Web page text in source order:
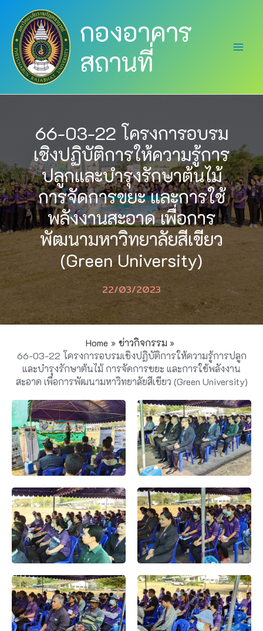
content
กองอาคาร
สถานที่
66-03-22 โครงการอบรม
เชิงปฏิบัติการให้ความรู้การ
ปลูกและบำรุงรักษาต้นไม้
การจัดการขยะ และการใช้
พลังงานสะอาด เพื่อการ
พัฒนามหาวิทยาลัยสีเขียว
(Green University)
22/03/2023
Home
ข่าวกิจกรรม
66-03-22 โครงการอบรมเชิงปฏิบัติการให้ความรู้การปลูก
และบำรุงรักษาต้นไม้ การจัดการขยะ และการใช้พลังงาน
สะอาด เพื่อการพัฒนามหาวิทยาลัยสีเขียว (Green University)